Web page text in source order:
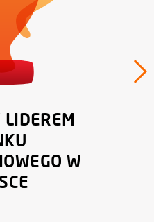
LIDEREM
W